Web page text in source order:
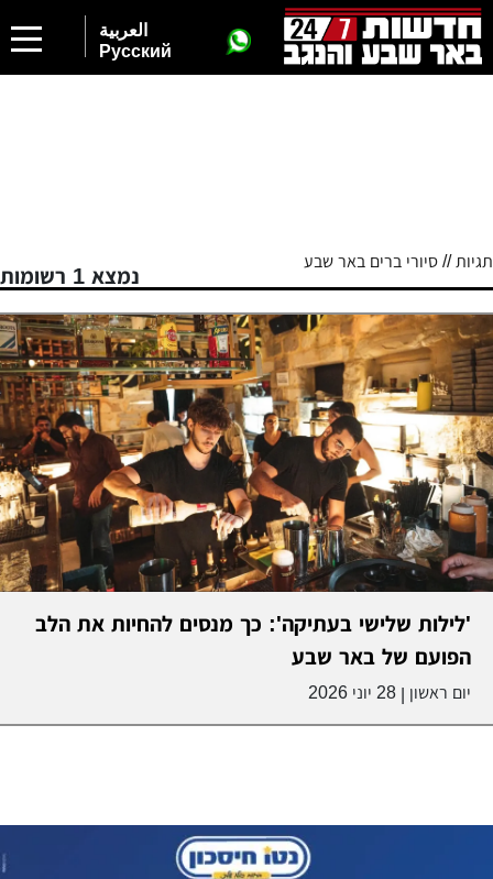
العربية
Русский
תגיות // סיורי ברים באר שבע
נמצא 1 רשומות
'לילות שלישי בעתיקה': כך מנסים להחיות את הלב
הפועם של באר שבע
יום ראשון 28 יוני 2026